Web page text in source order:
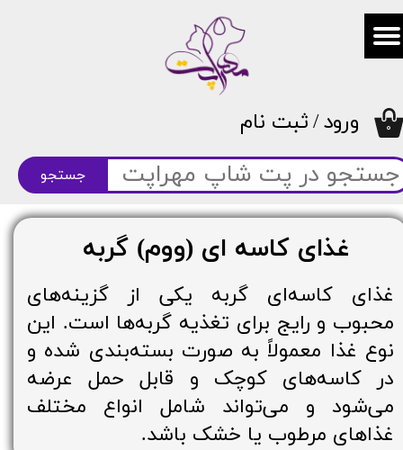
۰
جستجو
ورود/ثبت نام
حساب کاربری من
سفارشات
خروج از حساب کاربری
غذای کاسه‌ای گربه یکی از گزینه‌های
محبوب و رایج برای تغذیه گربه‌ها است. این
نوع غذا معمولاً به صورت بسته‌بندی شده و
در کاسه‌های کوچک و قابل حمل عرضه
می‌شود و می‌تواند شامل انواع مختلف
غذاهای مرطوب یا خشک باشد.
غذای کاسه ای (ووم) گربه